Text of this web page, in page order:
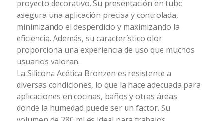
proyecto decorativo. Su presentación en tubo
asegura una aplicación precisa y controlada,
minimizando el desperdicio y maximizando la
eficiencia. Además, su característico olor
proporciona una experiencia de uso que muchos
usuarios valoran.
La Silicona Acética Bronzen es resistente a
diversas condiciones, lo que la hace adecuada para
aplicaciones en cocinas, baños y otras áreas
donde la humedad puede ser un factor. Su